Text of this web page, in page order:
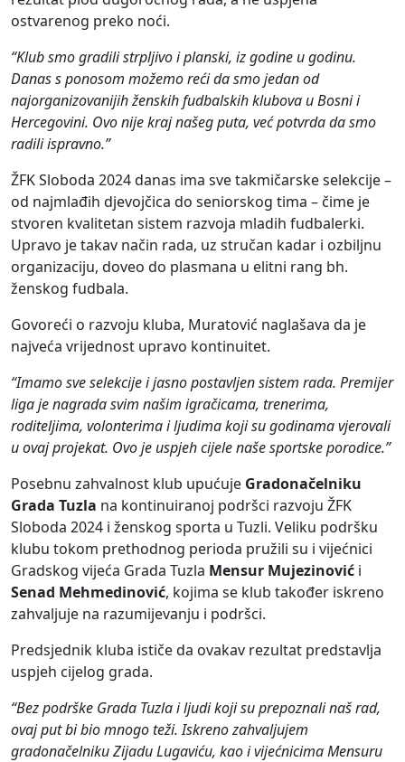
ostvarenog preko noći.
“Klub smo gradili strpljivo i planski, iz godine u godinu.
Danas s ponosom možemo reći da smo jedan od
najorganizovanijih ženskih fudbalskih klubova u Bosni i
Hercegovini. Ovo nije kraj našeg puta, već potvrda da smo
radili ispravno.”
ŽFK Sloboda 2024 danas ima sve takmičarske selekcije –
od najmlađih djevojčica do seniorskog tima – čime je
stvoren kvalitetan sistem razvoja mladih fudbalerki.
Upravo je takav način rada, uz stručan kadar i ozbiljnu
organizaciju, doveo do plasmana u elitni rang bh.
ženskog fudbala.
Govoreći o razvoju kluba, Muratović naglašava da je
najveća vrijednost upravo kontinuitet.
“Imamo sve selekcije i jasno postavljen sistem rada. Premijer
liga je nagrada svim našim igračicama, trenerima,
roditeljima, volonterima i ljudima koji su godinama vjerovali
u ovaj projekat. Ovo je uspjeh cijele naše sportske porodice.”
Posebnu zahvalnost klub upućuje Gradonačelniku
Grada Tuzla na kontinuiranoj podršci razvoju ŽFK
Sloboda 2024 i ženskog sporta u Tuzli. Veliku podršku
klubu tokom prethodnog perioda pružili su i vijećnici
Gradskog vijeća Grada Tuzla Mensur Mujezinović i
Senad Mehmedinović, kojima se klub također iskreno
zahvaljuje na razumijevanju i podršci.
Predsjednik kluba ističe da ovakav rezultat predstavlja
uspjeh cijelog grada.
“Bez podrške Grada Tuzla i ljudi koji su prepoznali naš rad,
ovaj put bi bio mnogo teži. Iskreno zahvaljujem
gradonačelniku Zijadu Lugaviću, kao i vijećnicima Mensuru